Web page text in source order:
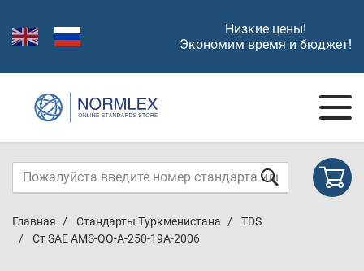
Низкие цены!
Экономим время и бюджет!
Главная Стандарты Туркменистана
TDS
Ст SAE AMS-QQ-A-250-19A-2006